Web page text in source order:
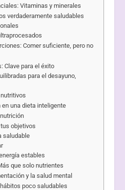
Vitaminas y minerales
verdaderamente saludables
Comer suficiente, pero no
Clave para el éxito
para el desayuno,
en una dieta inteligente
objetivos
saludable
estables
que solo nutrientes
y la salud mental
poco saludables